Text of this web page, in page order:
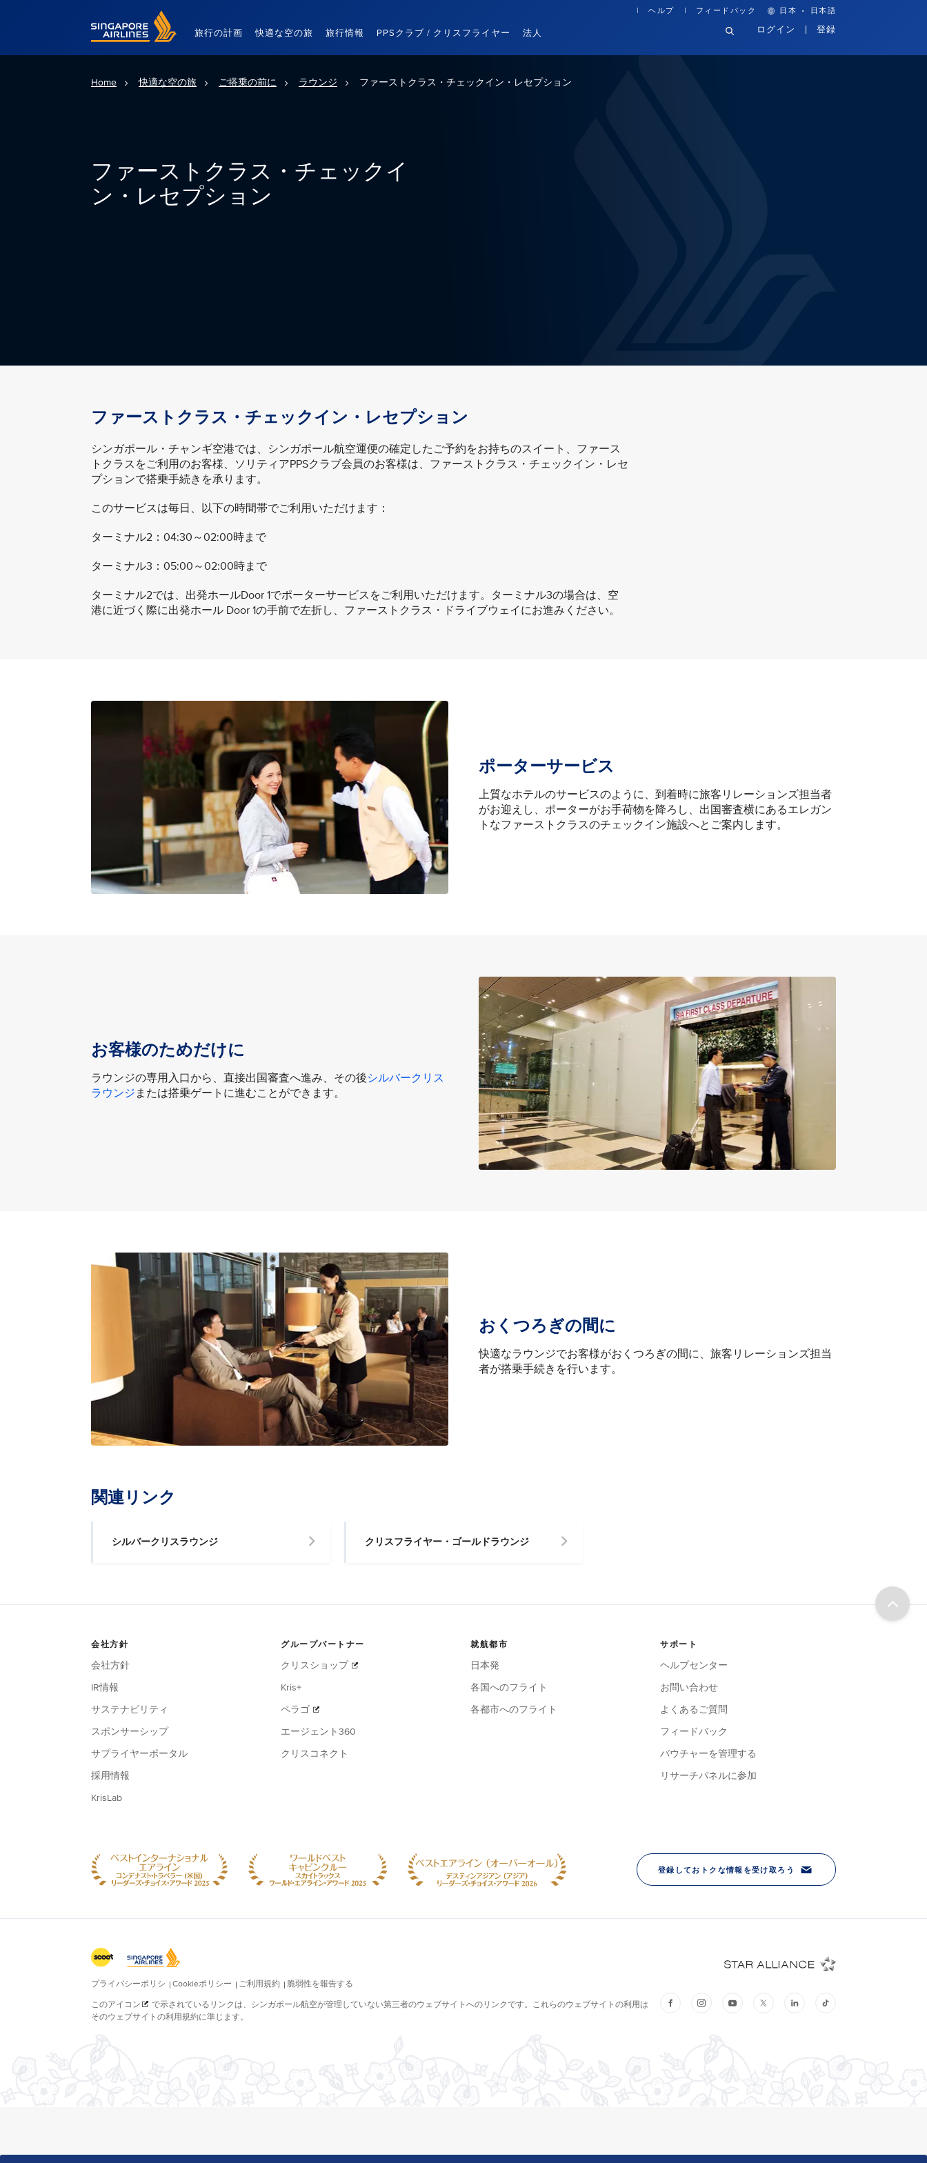
Singapore Airlines Home
旅行の計画 快適な空の旅 旅行情報 PPSクラブ / クリスフライヤー 法人
ヘルプ フィードバック 日本 · 日本語
ログイン 登録
Home 快適な空の旅 ご搭乗の前に ラウンジ ファーストクラス・チェックイン・レセプション
ファーストクラス・チェックイ
ン・レセプション
ファーストクラス・チェックイン・レセプション
シンガポール・チャンギ空港では、シンガポール航空運便の確定したご予約をお持ちのスイート、ファース
トクラスをご利用のお客様、ソリティアPPSクラブ会員のお客様は、ファーストクラス・チェックイン・レセ
プションで搭乗手続きを承ります。
このサービスは毎日、以下の時間帯でご利用いただけます：
ターミナル2：04:30～02:00時まで
ターミナル3：05:00～02:00時まで
ターミナル2では、出発ホールDoor 1でポーターサービスをご利用いただけます。ターミナル3の場合は、空
港に近づく際に出発ホール Door 1の手前で左折し、ファーストクラス・ドライブウェイにお進みください。
ポーターサービス
上質なホテルのサービスのように、到着時に旅客リレーションズ担当者
がお迎えし、ポーターがお手荷物を降ろし、出国審査横にあるエレガン
トなファーストクラスのチェックイン施設へとご案内します。
お客様のためだけに
ラウンジの専用入口から、直接出国審査へ進み、その後シルバークリス
ラウンジ または搭乗ゲートに進むことができます。
おくつろぎの間に
快適なラウンジでお客様がおくつろぎの間に、旅客リレーションズ担当
者が搭乗手続きを行います。
関連リンク
シルバークリスラウンジ クリスフライヤー・ゴールドラウンジ